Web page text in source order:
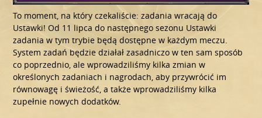
To moment, na który czekaliście: zadania wracają do
Ustawki! Od 11 lipca do następnego sezonu Ustawki
zadania w tym trybie będą dostępne w każdym meczu.
System zadań będzie działał zasadniczo w ten sam sposób
co poprzednio, ale wprowadziliśmy kilka zmian w
określonych zadaniach i nagrodach, aby przywrócić im
równowagę i świeżość, a także wprowadziliśmy kilka
zupełnie nowych dodatków.